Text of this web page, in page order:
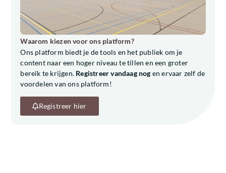
Waarom kiezen voor ons platform?
Ons platform biedt je de tools en het publiek om je
content naar een hoger niveau te tillen en een groter
bereik te krijgen. Registreer vandaag nog en ervaar zelf de
voordelen van ons platform!
Registreer hier